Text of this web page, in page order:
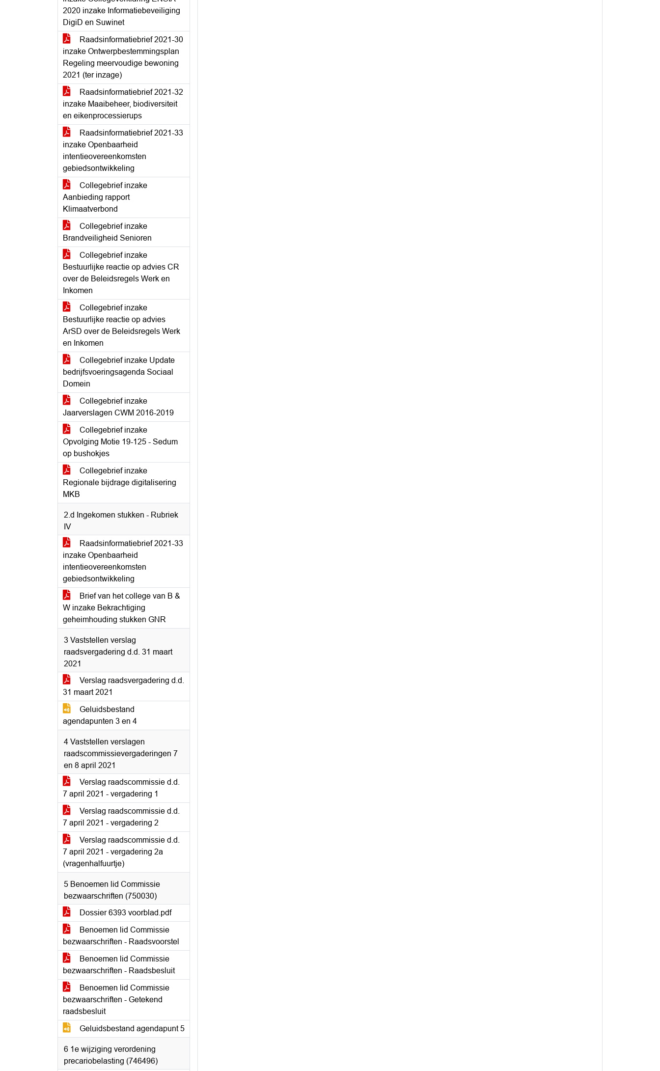
2020 inzake Informatiebeveiliging
DigiD en Suwinet
Raadsinformatiebrief 2021-30
inzake Ontwerpbestemmingsplan
Regeling meervoudige bewoning
2021 (ter inzage)
Raadsinformatiebrief 2021-32
inzake Maaibeheer, biodiversiteit
en eikenprocessierups
Raadsinformatiebrief 2021-33
inzake Openbaarheid
intentieovereenkomsten
gebiedsontwikkeling
Collegebrief inzake
Aanbieding rapport
Klimaatverbond
Collegebrief inzake
Brandveiligheid Senioren
Collegebrief inzake
Bestuurlijke reactie op advies CR
over de Beleidsregels Werk en
Inkomen
Collegebrief inzake
Bestuurlijke reactie op advies
ArSD over de Beleidsregels Werk
en Inkomen
Collegebrief inzake Update
bedrijfsvoeringsagenda Sociaal
Domein
Collegebrief inzake
Jaarverslagen CWM 2016-2019
Collegebrief inzake
Opvolging Motie 19-125 - Sedum
op bushokjes
Collegebrief inzake
Regionale bijdrage digitalisering
MKB
2.d Ingekomen stukken - Rubriek
IV
Raadsinformatiebrief 2021-33
inzake Openbaarheid
intentieovereenkomsten
gebiedsontwikkeling
Brief van het college van B &
W inzake Bekrachtiging
geheimhouding stukken GNR
3 Vaststellen verslag
raadsvergadering d.d. 31 maart
2021
Verslag raadsvergadering d.d.
31 maart 2021
Geluidsbestand
agendapunten 3 en 4
4 Vaststellen verslagen
raadscommissievergaderingen 7
en 8 april 2021
Verslag raadscommissie d.d.
7 april 2021 - vergadering 1
Verslag raadscommissie d.d.
7 april 2021 - vergadering 2
Verslag raadscommissie d.d.
7 april 2021 - vergadering 2a
(vragenhalfuurtje)
5 Benoemen lid Commissie
bezwaarschriften (750030)
Dossier 6393 voorblad.pdf
Benoemen lid Commissie
bezwaarschriften - Raadsvoorstel
Benoemen lid Commissie
bezwaarschriften - Raadsbesluit
Benoemen lid Commissie
bezwaarschriften - Getekend
raadsbesluit
Geluidsbestand agendapunt 5
6 1e wijziging verordening
precariobelasting (746496)